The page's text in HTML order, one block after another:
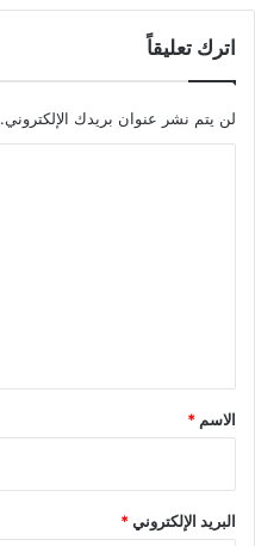
اترك تعليقاً
لن يتم نشر عنوان بريدك الإلكتروني.
*
الاسم *
البريد الإلكتروني*